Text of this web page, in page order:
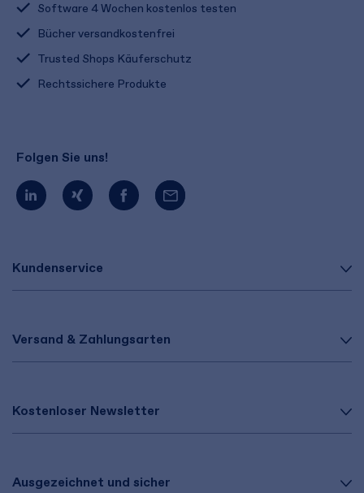
Kundenservice
Versand & Zahlungsarten
Kostenloser Newsletter
Ausgezeichnet und sicher
Software 4 Wochen kostenlos testen
Bücher versandkostenfrei
Trusted Shops Käuferschutz
Rechtssichere Produkte
Folgen Sie uns!